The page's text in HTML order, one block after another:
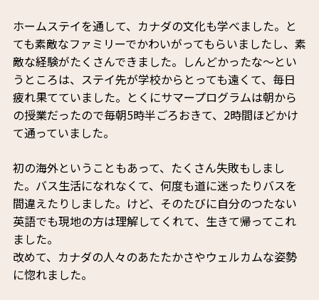
ホームステイを通して、カナダの文化も学べました。と
ても素敵なファミリーでかわいがってもらいましたし、素
敵な経験がたくさんできました。しんどかったな～とい
うところは、ステイ先が学校からとっても遠くて、毎日
疲れ果てていました。とくにサマープログラムは朝から
の授業だったので毎朝5時半ごろおきて、2時間ほどかけ
て通っていました。
初の海外ということもあって、たくさん失敗もしまし
た。バス生活になれなくて、何度も道に迷ったりバスを
間違えたりしました。けど、そのたびに自分のつたない
英語でも現地の方は理解してくれて、生きて帰ってこれ
ました。
改めて、カナダの人々のあたたかさやウェルカムな姿勢
に惚れました。